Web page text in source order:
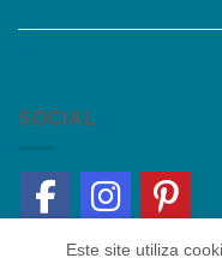
SOCIAL
Este site utiliza